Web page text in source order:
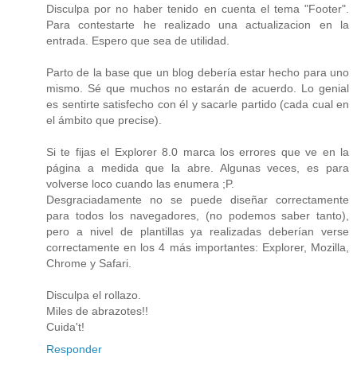
Disculpa por no haber tenido en cuenta el tema "Footer".
Para contestarte he realizado una actualizacion en la
entrada. Espero que sea de utilidad.
Parto de la base que un blog debería estar hecho para uno
mismo. Sé que muchos no estarán de acuerdo. Lo genial
es sentirte satisfecho con él y sacarle partido (cada cual en
el ámbito que precise).
Si te fijas el Explorer 8.0 marca los errores que ve en la
página a medida que la abre. Algunas veces, es para
volverse loco cuando las enumera ;P.
Desgraciadamente no se puede diseñar correctamente
para todos los navegadores, (no podemos saber tanto),
pero a nivel de plantillas ya realizadas deberían verse
correctamente en los 4 más importantes: Explorer, Mozilla,
Chrome y Safari.
Disculpa el rollazo.
Miles de abrazotes!!
Cuida't!
Responder